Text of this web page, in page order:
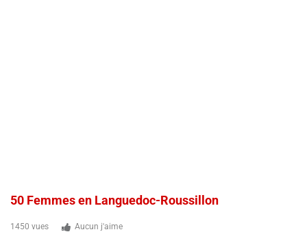
50 Femmes en Languedoc-Roussillon
1450 vues Aucun j'aime